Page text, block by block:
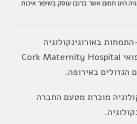
הינו תחום אשר ברובו עוסק בשיפור איכות
באורוגינקולוגיה
באירלנד במרכז הרפואי Cork Maternity Hospital
הגדולים באירופה.
מוכרת מטעם החברה